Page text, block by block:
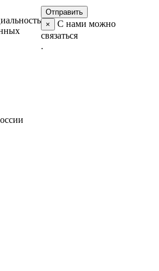
×
С нами можно
связаться
.